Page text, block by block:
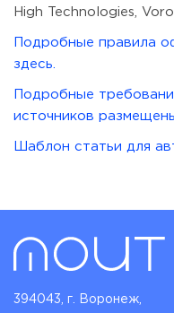
High Technologies,
Подробные правила
здесь.
Подробные
источников
Шаблон статьи для
394043, г. Воронеж,